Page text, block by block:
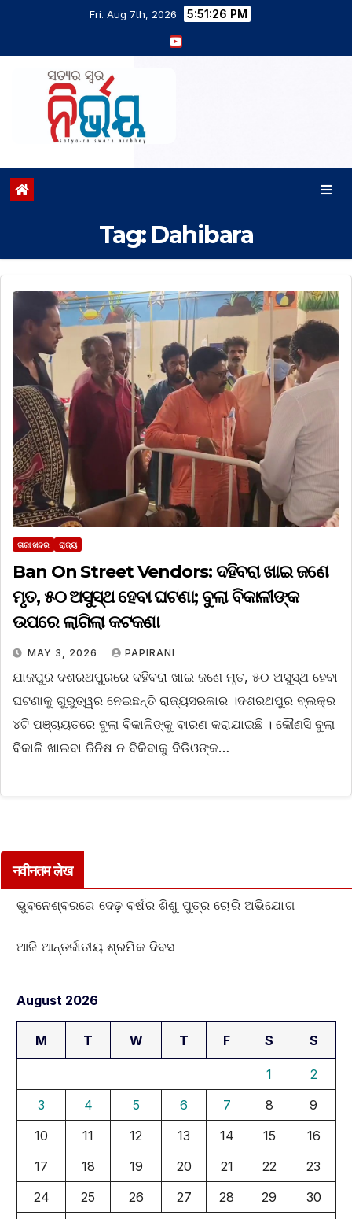
Fri. Aug 7th, 2026 5:51:26 PM
Tag: Dahibara
ତାଜା ଖବର ରାଜ୍ୟ
Ban On Street Vendors: ଦହିବରା ଖାଇ ଜଣେ
ମୃତ, ୫୦ ଅସୁସ୍ଥ ହେବା ଘଟଣା; ବୁଲା ବିକାଳୀଙ୍କ
ଉପରେ ଲାଗିଲା କଟକଣା
MAY 3, 2026 PAPIRANI
ଯାଜପୁର ଦଶରଥପୁରରେ ଦହିବରା ଖାଇ ଜଣେ ମୃତ, ୫୦ ଅସୁସ୍ଥ ହେବା
ଘଟଣାକୁ ଗୁରୁତ୍ୱର ନେଇଛନ୍ତି ରାଜ୍ୟସରକାର ।ଦଶରଥପୁର ବ୍ଲକ୍‌ର
୪ଟି ପଞ୍ଚାୟତରେ ବୁଲା ବିକାଳିଙ୍କୁ ବାରଣ କରାଯାଇଛି । କୌଣସି ବୁଲା
ବିକାଳି ଖାଇବା ଜିନିଷ ନ ବିକିବାକୁ ବିଡିଓଙ୍କ…
नवीनतम लेख
ଭୁବନେଶ୍ବରରେ ଦେଢ଼ ବର୍ଷର ଶିଶୁ ପୁତ୍ର ଚୋରି ଅଭିଯୋଗ
ଆଜି ଆନ୍ତର୍ଜାତୀୟ ଶ୍ରମିକ ଦିବସ
August 2026
M T W T F S S
1
2
3
4 5 6 7 8
9
10
11 12 13 14 15
16
17
18 19 20 21 22
23
24
25 26 27 28 29
30